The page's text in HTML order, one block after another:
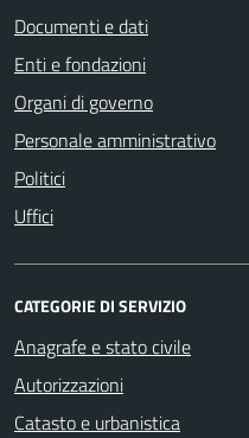
Documenti e dati
Enti e fondazioni
Organi di governo
Personale amministrativo
Politici
Uffici
CATEGORIE DI SERVIZIO
Anagrafe e stato civile
Autorizzazioni
Catasto e urbanistica